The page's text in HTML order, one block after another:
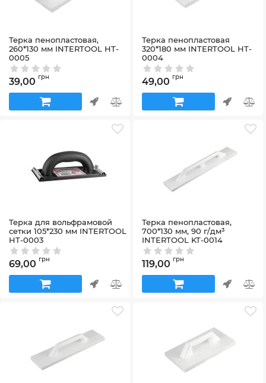
Терка пенопластовая,
260*130 мм INTERTOOL HT-
0005
Артикул:HT-0005
39,00 грн
Терка пенопластовая
320*180 мм INTERTOOL HT-
0004
Артикул:HT-0004
49,00 грн
Терка для вольфрамовой
сетки 105*230 мм INTERTOOL
HT-0003
Артикул:HT-0003
69,00 грн
Терка пенопластовая,
700*130 мм, 90 г/дм³
INTERTOOL KT-0014
Артикул:KT-0014
119,00 грн